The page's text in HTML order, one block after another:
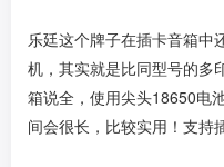
乐廷这个牌子在插卡音箱中
机，其实就是比同型号的多
箱说全，使用尖头18650电
间会很长，比较实用！支持